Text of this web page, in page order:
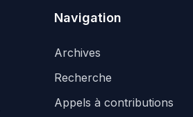
Navigation
Archives
Recherche
Appels à contributions